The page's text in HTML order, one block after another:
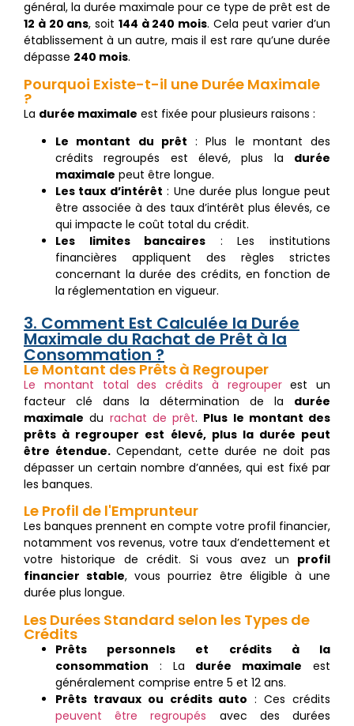
général, la durée maximale pour ce type de prêt est de
12 à 20 ans, soit 144 à 240 mois. Cela peut varier d’un
établissement à un autre, mais il est rare qu’une durée
dépasse 240 mois.
Pourquoi Existe-t-il une Durée Maximale
?
La durée maximale est fixée pour plusieurs raisons :
Le montant du prêt : Plus le montant des
crédits regroupés est élevé, plus la durée
maximale peut être longue.
Les taux d’intérêt : Une durée plus longue peut
être associée à des taux d’intérêt plus élevés, ce
qui impacte le coût total du crédit.
Les limites bancaires : Les institutions
financières appliquent des règles strictes
concernant la durée des crédits, en fonction de
la réglementation en vigueur.
3. Comment Est Calculée la Durée
Maximale du Rachat de Prêt à la
Consommation ?
Le Montant des Prêts à Regrouper
Le montant total des crédits à regrouperest un
facteur clé dans la détermination de la durée
maximale du rachat de prêt. Plus le montant des
prêts à regrouper est élevé, plus la durée peut
être étendue.Cependant, cette durée ne doit pas
dépasser un certain nombre d’années, qui est fixé par
les banques.
Le Profil de l'Emprunteur
Les banques prennent en compte votre profil financier,
notamment vos revenus, votre taux d’endettement et
votre historique de crédit. Si vous avez un profil
financier stable, vous pourriez être éligible à une
durée plus longue.
Les Durées Standard selon les Types de
Crédits
Prêts personnels et crédits à la
consommation : La durée maximale est
généralement comprise entre 5 et 12 ans.
Prêts travaux ou crédits auto : Ces crédits
peuvent être regroupés avec des durées